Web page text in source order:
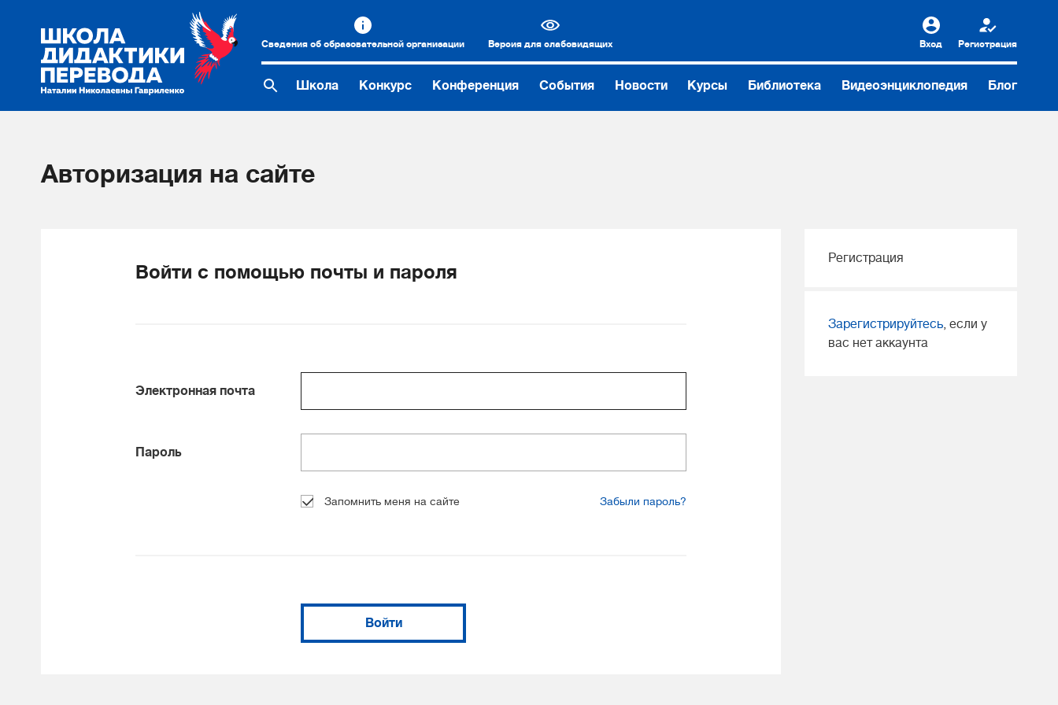
Сведения об образовательной организации Версия для слабовидящих Вход Регистрация
Школа Конкурс Конференция События Новости Курсы Библиотека Видеоэнциклопедия Блог
Авторизация на сайте
Войти с помощью почты и пароля
Электронная почта
Пароль
Запомнить меня на сайте Забыли пароль?
Войти
Регистрация
Зарегистрируйтесь, если у
вас нет аккаунта